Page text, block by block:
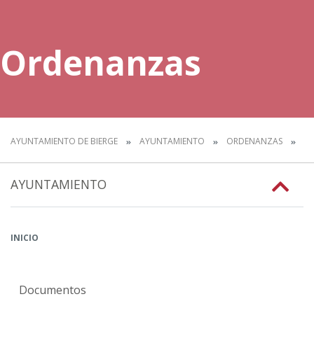
Ordenanzas
AYUNTAMIENTO DE BIERGE AYUNTAMIENTO ORDENANZAS
AYUNTAMIENTO
INICIO
Documentos